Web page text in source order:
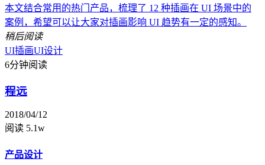
本文结合常用的热门产品，梳理了 12 种插画在 UI 场景中的
案例，希望可以让大家对插画影响 UI 趋势有一定的感知。
稍后阅读
UI插画UI设计
6分钟阅读
程远
2018/04/12
阅读 5.1w
产品设计